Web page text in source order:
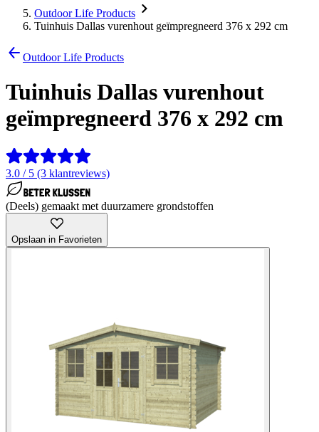
Outdoor Life Products
Tuinhuis Dallas vurenhout geïmpregneerd 376 x 292 cm
Outdoor Life Products
Tuinhuis Dallas vurenhout
geïmpregneerd 376 x 292 cm
3.0 / 5 (3 klantreviews)
(Deels) gemaakt met duurzamere grondstoffen
Opslaan in Favorieten